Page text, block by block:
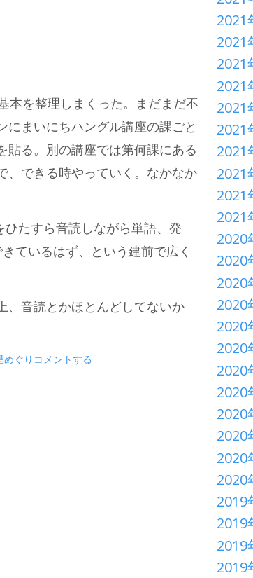
本を整理しまくった。まだまだ不
まいにちハングル講座の課ごと
貼る。別の講座では第何課にある
、できる時やっていく。なかなか
たすら音読しながら単語、発
ているはず、という建前で広く
、音読とかほとんどしてないか
めぐり コメントする
2021
2021
2021
2021
2021
2021
2021
2021
2021
2021
2020
2020
2020
2020
2020
2020
2020
2020
2020
2020
2020
2020
2019
2019
2019
2019